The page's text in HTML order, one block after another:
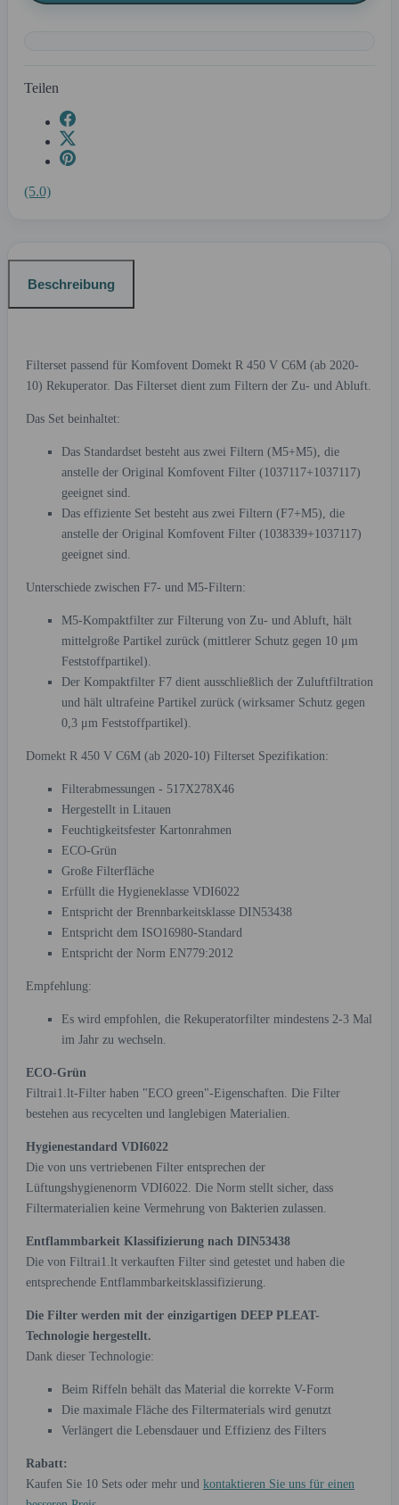
Teilen
(5.0)
Beschreibung
Filterset passend für Komfovent Domekt R 450 V C6M (ab 2020-
10) Rekuperator. Das Filterset dient zum Filtern der Zu- und Abluft.
Das Set beinhaltet:
Das Standardset besteht aus zwei Filtern (M5+M5), die
anstelle der Original Komfovent Filter (1037117+1037117)
geeignet sind.
Das effiziente Set besteht aus zwei Filtern (F7+M5), die
anstelle der Original Komfovent Filter (1038339+1037117)
geeignet sind.
Unterschiede zwischen F7- und M5-Filtern:
M5-Kompaktfilter zur Filterung von Zu- und Abluft, hält
mittelgroße Partikel zurück (mittlerer Schutz gegen 10 μm
Feststoffpartikel).
Der Kompaktfilter F7 dient ausschließlich der Zuluftfiltration
und hält ultrafeine Partikel zurück (wirksamer Schutz gegen
0,3 μm Feststoffpartikel).
Domekt R 450 V C6M (ab 2020-10) Filterset Spezifikation:
Filterabmessungen - 517X278X46
Hergestellt in Litauen
Feuchtigkeitsfester Kartonrahmen
ECO-Grün
Große Filterfläche
Erfüllt die Hygieneklasse VDI6022
Entspricht der Brennbarkeitsklasse DIN53438
Entspricht dem ISO16980-Standard
Entspricht der Norm EN779:2012
Empfehlung:
Es wird empfohlen, die Rekuperatorfilter mindestens 2-3 Mal
im Jahr zu wechseln.
ECO-Grün
Filtrai1.lt-Filter haben "ECO green"-Eigenschaften. Die Filter
bestehen aus recycelten und langlebigen Materialien.
Hygienestandard VDI6022
Die von uns vertriebenen Filter entsprechen der
Lüftungshygienenorm VDI6022. Die Norm stellt sicher, dass
Filtermaterialien keine Vermehrung von Bakterien zulassen.
Entflammbarkeit Klassifizierung nach DIN53438
Die von Filtrai1.lt verkauften Filter sind getestet und haben die
entsprechende Entflammbarkeitsklassifizierung.
Die Filter werden mit der einzigartigen DEEP PLEAT-
Technologie hergestellt.
Dank dieser Technologie:
Beim Riffeln behält das Material die korrekte V-Form
Die maximale Fläche des Filtermaterials wird genutzt
Verlängert die Lebensdauer und Effizienz des Filters
Rabatt:
Kaufen Sie 10 Sets oder mehr und kontaktieren Sie uns für einen